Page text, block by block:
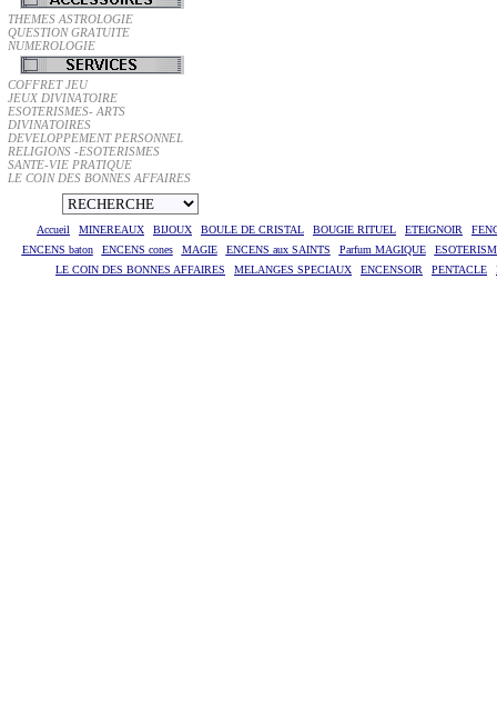
THEMES ASTROLOGIE
QUESTION GRATUITE
NUMEROLOGIE
COFFRET JEU
JEUX DIVINATOIRE
ESOTERISMES- ARTS
DIVINATOIRES
DEVELOPPEMENT PERSONNEL
RELIGIONS -ESOTERISMES
SANTE-VIE PRATIQUE
LE COIN DES BONNES AFFAIRES
Accueil MINEREAUX BIJOUX BOULE DE CRISTAL BOUGIE RITUEL ETEIGNOIR
ENCENS baton
ENCENS cones MAGIE ENCENS aux SAINTS Parfum MAGIQUE
LE COIN DES BONNES AFFAIRES
MELANGES SPECIAUX ENCENSOIR PENTACLE